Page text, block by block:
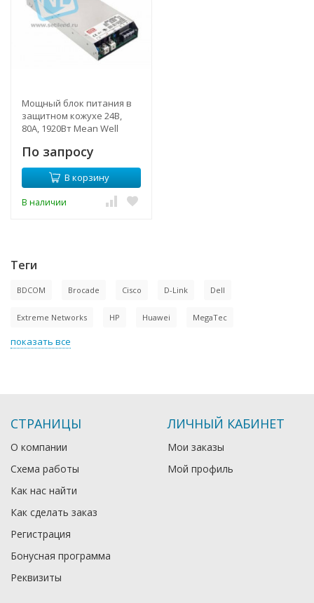
Мощный блок питания в
защитном кожухе 24В,
80А, 1920Вт Mean Well
По запросу
В корзину
В наличии
Теги
BDCOM Brocade Cisco D-Link Dell
Extreme Networks HP Huawei MegaTec
показать все
СТРАНИЦЫ
О компании
Схема работы
Как нас найти
Как сделать заказ
Регистрация
Бонусная программа
Реквизиты
ЛИЧНЫЙ КАБИНЕТ
Мои заказы
Мой профиль